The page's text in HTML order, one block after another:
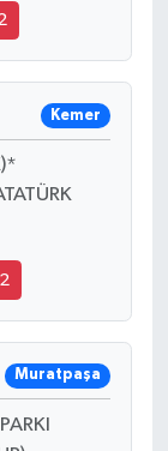
Kemer
Muratpaşa